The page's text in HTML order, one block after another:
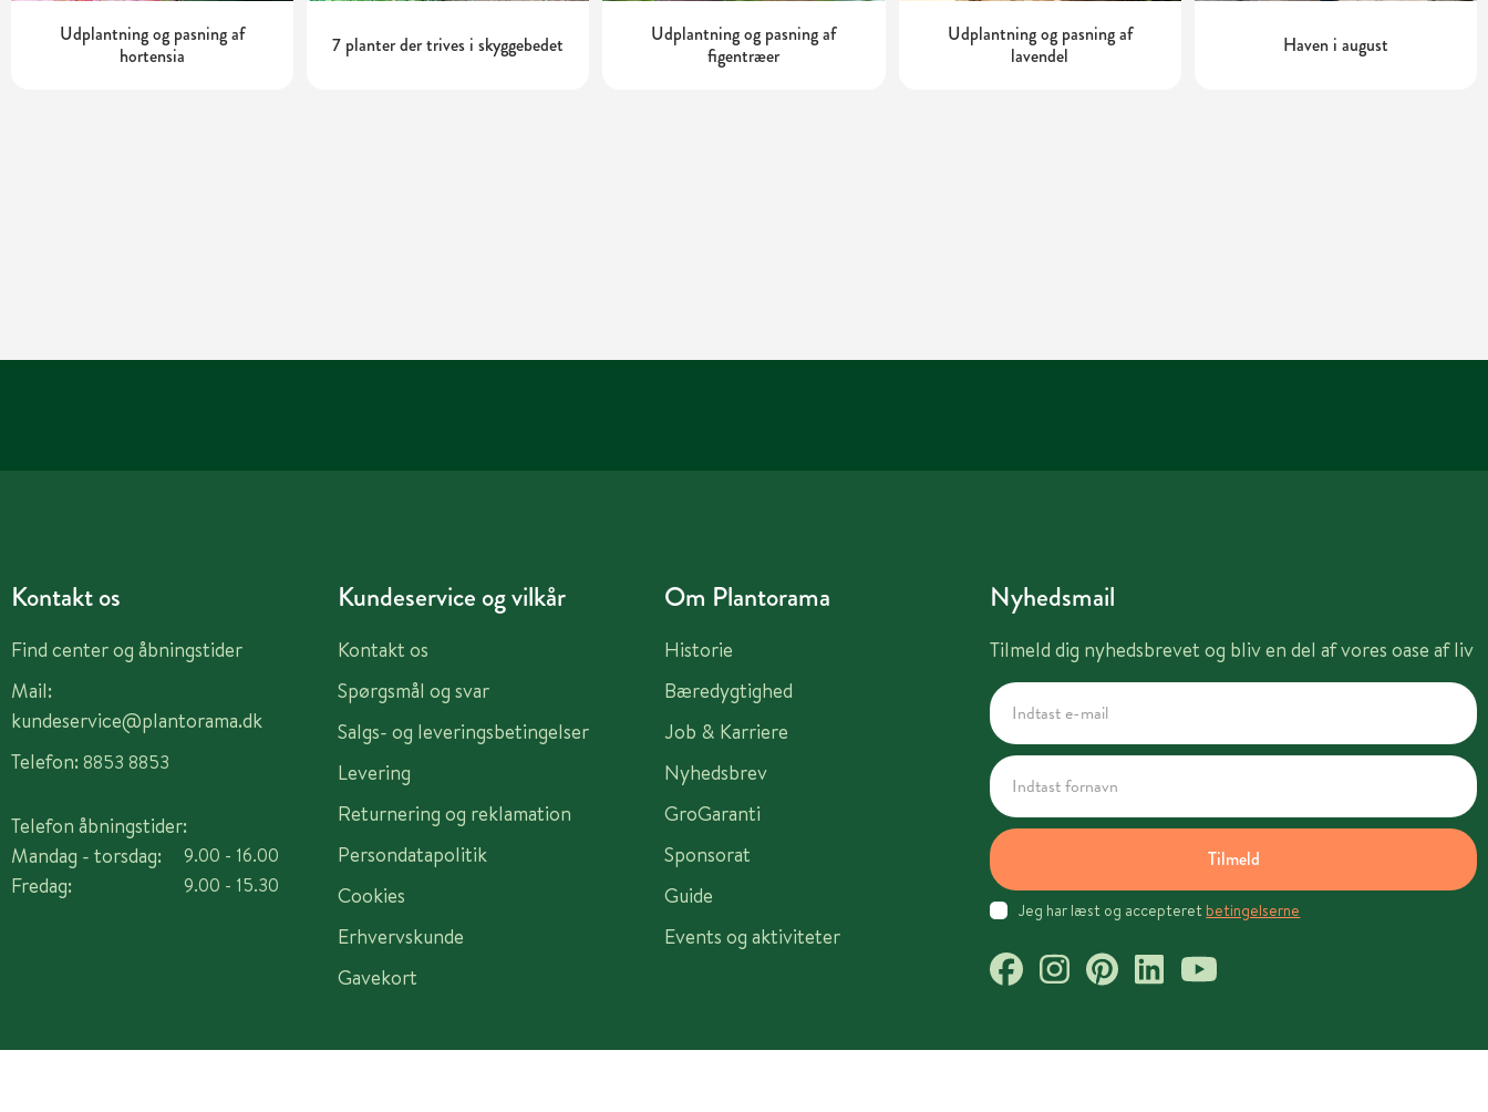
Udplantning og pasning af
hortensia
7 planter der trives i skyggebedet
Udplantning og pasning af
figentræer
Udplantning og pasning af
lavendel
Haven i august
Kontakt os
Find center og åbningstider
Mail:
kundeservice@plantorama.dk
Telefon: 8853 8853
Telefon åbningstider:
Mandag - torsdag:
Fredag:
9.00 - 16.00
9.00 - 15.30
Kundeservice og vilkår
Kontakt os
Spørgsmål og svar
Salgs- og leveringsbetingelser
Levering
Returnering og reklamation
Persondatapolitik
Cookies
Erhvervskunde
Gavekort
Om Plantorama
Historie
Bæredygtighed
Job & Karriere
Nyhedsbrev
GroGaranti
Sponsorat
Guide
Events og aktiviteter
Nyhedsmail
Tilmeld dig nyhedsbrevet og bliv en del af vores oase af liv
Tilmeld
Jeg har læst og accepteret betingelserne